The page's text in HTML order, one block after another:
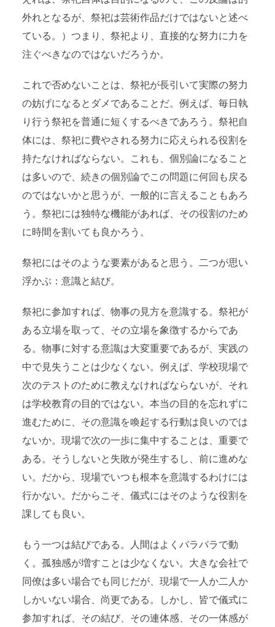
外れとなるが、祭祀は芸術作品だけではないと述べ
ている。）つまり、祭祀より、直接的な努力に力を
注ぐべきなのではないだろうか。
これで否めないことは、祭祀が長引いて実際の努力
の妨げになるとダメであることだ。例えば、毎日執
り行う祭祀を普通に短くするべきであろう。祭祀自
体には、祭祀に費やされる努力に応えられる役割を
持たなければならない。これも、個別論になること
は多いので、続きの個別論でこの問題に何回も戻る
のではないかと思うが、一般的に言えることもあろ
う。祭祀には独特な機能があれば、その役割のため
に時間を割いても良かろう。
祭祀にはそのような要素があると思う。二つが思い
浮かぶ：意識と結び。
祭祀に参加すれば、物事の見方を意識する。祭祀が
ある立場を取って、その立場を象徴するからであ
る。物事に対する意識は大変重要であるが、実践の
中で見失うことは少なくない。例えば、学校現場で
次のテストのために教えなければならないが、それ
は学校教育の目的ではない。本当の目的を忘れずに
進むために、その意識を喚起する行動は良いのでは
ないか。現場で次の一歩に集中することは、重要で
ある。そうしないと失敗が発生するし、前に進めな
い。だから、現場でいつも根本を意識するわけには
行かない。だからこそ、儀式にはそのような役割を
課しても良い。
もう一つは結びである。人間はよくバラバラで動
く。孤独感が増すことは少なくない。大きな会社で
同僚は多い場合でも同じだが、現場で一人か二人か
しかいない場合、尚更である。しかし、皆で儀式に
参加すれば、その結び、その連体感、その一体感が